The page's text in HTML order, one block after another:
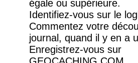
égale ou supérieure.
Identifiez-vous sur le
Commentez votre
journal, quand il y en a
Enregistrez-vous sur
GEOCACHING.COM